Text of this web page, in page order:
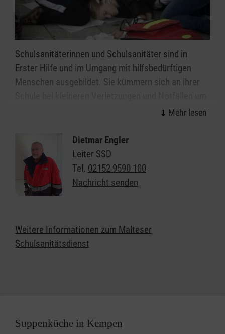
Schulsanitäterinnen und Schulsanitäter sind in
Erster Hilfe und im Umgang mit hilfsbedürftigen
Menschen ausgebildet. Sie kümmern sich an ihrer
gestellten Räume, Geräte und Materialien. Der
Schulsanitätsdienst in Kempen unterstützt so die
Schulleitung in ihrer Verantwortung für die
Sicherheit der Schülerinnen, Schüler und Lehrkräfte.
Wir möchten jungen Menschen das Thema "Helfen"
und vielleicht sogar Leben retten.
Dietmar Engler
Leiter SSD
Tel. 02152 9590 100
Nachricht senden
Weitere Informationen zum Malteser
Schulsanitätsdienst
Suppenküche in Kempen